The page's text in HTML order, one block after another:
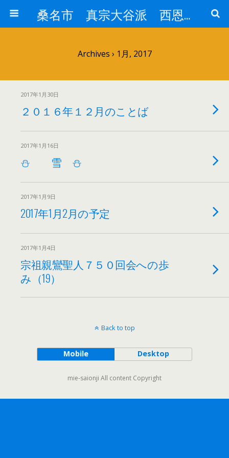
桑名市 真宗大谷派 西恩寺
Archives › 1月, 2017
2017年1月30日
２０１６年１２月のことば
2017年1月16日
⛄ 雪 ⛄
2017年1月9日
2017年1月2月の予定
2017年1月4日
宗祖親鸞聖人７５０回会への歩
み（19）
Back to top
Mobile Desktop
mie-saionji All content Copyright